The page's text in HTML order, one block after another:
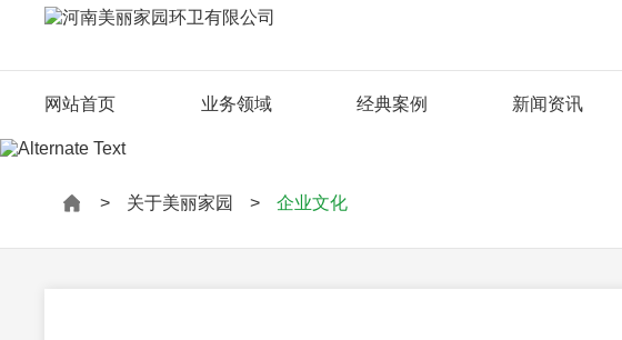
网站首页 业务领域 经典案例 新闻资讯
> 关于美丽家园 > 企业文化